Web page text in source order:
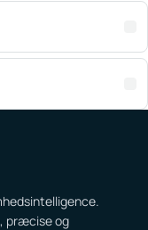
præcise og